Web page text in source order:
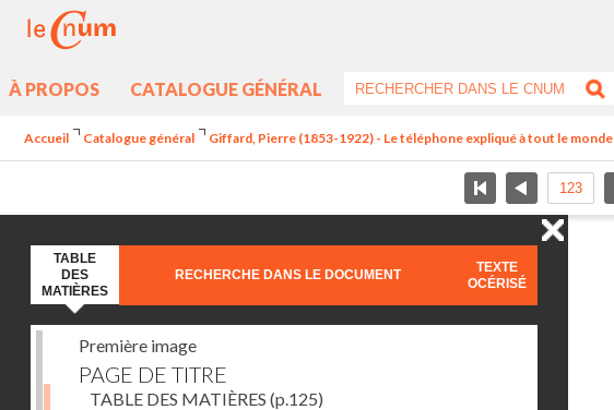
À PROPOS CATALOGUE GÉNÉRAL
Accueil Catalogue général Giffard, Pierre (1853-1922) - Le téléphone expliqué à tout le monde
TABLE
DES
MATIÈRES
RECHERCHE DANS LE DOCUMENT
TEXTE
OCÉRISÉ
Première image
PAGE DE TITRE
TABLE DES MATIÈRES (p.125)